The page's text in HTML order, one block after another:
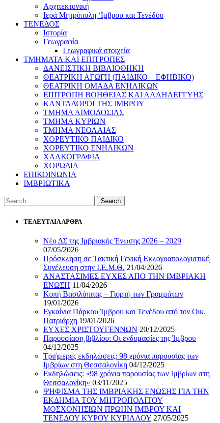
Αρχιτεκτονική
Ιερά Μητρόπολη ‘Ιμβρου και Τενέδου
ΤΕΝΕΔΟΣ
Ιστορία
Γεωγραφία
Γεωγραφικά στοιχεία
ΤΜΗΜΑΤΑ ΚΑΙ ΕΠΙΤΡΟΠΕΣ
ΔΑΝΕΙΣΤΙΚΗ ΒΙΒΛΙΟΘΗΚΗ
ΘΕΑΤΡΙΚΗ ΑΓΩΓΗ (ΠΑΙΔΙΚΟ – ΕΦΗΒΙΚΟ)
ΘΕΑΤΡΙΚΗ ΟΜΑΔΑ ΕΝΗΛΙΚΩΝ
ΕΠΙΤΡΟΠΗ ΒΟΗΘΕΙΑΣ ΚΑΙ ΑΛΛΗΛΕΓΓΥΗΣ
ΚΑΝΤΑΔΟΡΟΙ ΤΗΣ ΙΜΒΡΟΥ
ΤΜΗΜΑ ΑΙΜΟΔΟΣΙΑΣ
ΤΜΗΜΑ ΚΥΡΙΩΝ
ΤΜΗΜΑ ΝΕΟΛΑΙΑΣ
ΧΟΡΕΥΤΙΚΟ ΠΑΙΔΙΚΟ
ΧΟΡΕΥΤΙΚΟ ΕΝΗΛΙΚΩΝ
ΧΑΛΚΟΓΡΑΦΙΑ
ΧΟΡΩΔΙΑ
ΕΠΙΚΟΙΝΩΝΙΑ
ΙΜΒΡΙΩΤΙΚΑ
ΤΕΛΕΥΤΑΙΑ ΑΡΘΡΑ
Νέο ΔΣ της Ιμβριακής Ένωσης 2026 – 2029
07/05/2026
Πρόσκληση σε Τακτική Γενική Εκλογοαπολογιστική
Συνέλευση στην Ι.Ε.Μ.Θ. 21/04/2026
ΑΝΑΣΤΑΣΙΜΕΣ ΕΥΧΕΣ ΑΠΟ ΤΗΝ ΙΜΒΡΙΑΚΗ
ΕΝΩΣΗ 11/04/2026
Κοπή Βασιλόπιτας – Γιορτή των Γραμμάτων
19/01/2026
Εγκαίνια Πάρκου Ίμβρου και Τενέδου από τον Οικ.
Πατριάρχη 19/01/2026
ΕΥΧΕΣ ΧΡΙΣΤΟΥΓΕΝΝΩΝ 20/12/2025
Παρουσίαση βιβλίου: Οι ενδυμασίες της Ίμβρου
04/12/2025
Τριήμερες εκδηλώσεις: 98 χρόνια παρουσίας των
Ιμβρίων στη Θεσσαλονίκη 04/12/2025
Εκδηλώσεις: «98 χρόνια παρουσίας των Ιμβρίων στη
Θεσσαλονίκη» 03/11/2025
ΨΗΦΙΣΜΑ ΤΗΣ ΙΜΒΡΙΑΚΗΣ ΕΝΩΣΗΣ ΓΙΑ ΤΗΝ
ΕΚΔΗΜΙΑ ΤΟΥ ΜΗΤΡΟΠΟΛΙΤΟΥ
ΜΟΣΧΟΝΗΣΙΩΝ ΠΡΩΗΝ ΙΜΒΡΟΥ ΚΑΙ
ΤΕΝΕΔΟΥ ΚΥΡΟΥ ΚΥΡΙΛΛΟΥ 27/05/2025